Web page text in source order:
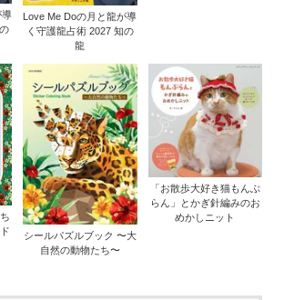
導
Love Me Doの月と龍が導
く守護龍占術 2027 知の
龍
シールパズルブック 〜大
自然の動物たち〜
「お散歩大好き猫もんぶ
らん」とかぎ針編みのお
めかしニット